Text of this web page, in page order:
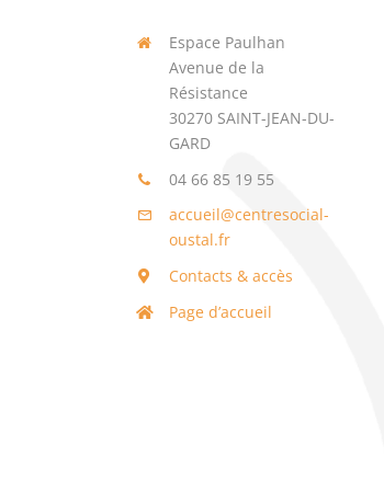
Espace Paulhan
Avenue de la
Résistance
30270 SAINT-JEAN-DU-
GARD
04 66 85 19 55
accueil@centresocial-
oustal.fr
Contacts & accès
Page d’accueil